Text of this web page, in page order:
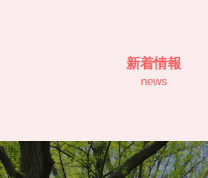
新着情報
news